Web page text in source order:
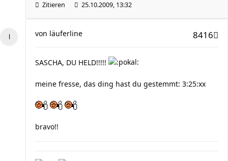
Zitieren 25.10.2009, 13:32
8416
von läuferline
SASCHA, DU HELD!!!!!
meine fresse, das ding hast du gestemmt: 3:25:xx
bravo!!